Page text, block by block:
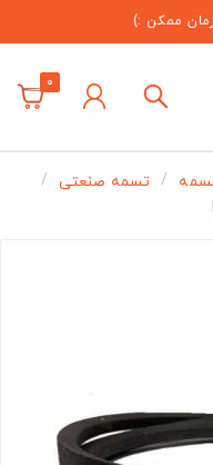
ممکن :)
0
تسمه صنعتی